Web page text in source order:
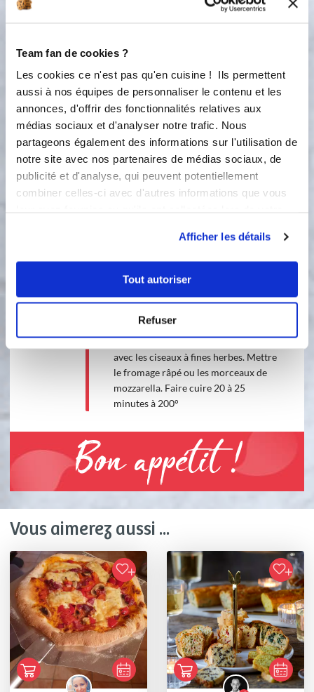
Team fan de cookies ?
Les cookies ce n'est pas qu'en cuisine ! Ils permettent
aussi à nos équipes de personnaliser le contenu et les
annonces, d'offrir des fonctionnalités relatives aux
médias sociaux et d'analyser notre trafic. Nous
partageons également des informations sur l'utilisation de
notre site avec nos partenaires de médias sociaux, de
publicité et d'analyse, qui peuvent potentiellement
combiner celles-ci avec d'autres informations que vous
Afficher les détails
Tout autoriser
Refuser
1
1 étape Dans le bol, mettre dans
l’ordre: l'eau, l’huile, le sucre, la
persillade, le sel, la farine, les levures
et l’oeuf. Surtout ne pas mettre le sel
en contacte à ex les levures. Mélanger
40 secondes à vitesse progressive de
4 à 6.
2
Étape 2 Préchauffer le four à 200° et
déposer les empreintes lounges sur la
plaque alu. Repartir la pâte dans les
tomate (pizza )et garnir avec les
ingrédients choisis. Couper le jambon
avec les ciseaux à fines herbes. Mettre
le fromage râpé ou les morceaux de
mozzarella. Faire cuire 20 à 25
minutes à 200°
Bon appétit !
Vous aimerez aussi ...